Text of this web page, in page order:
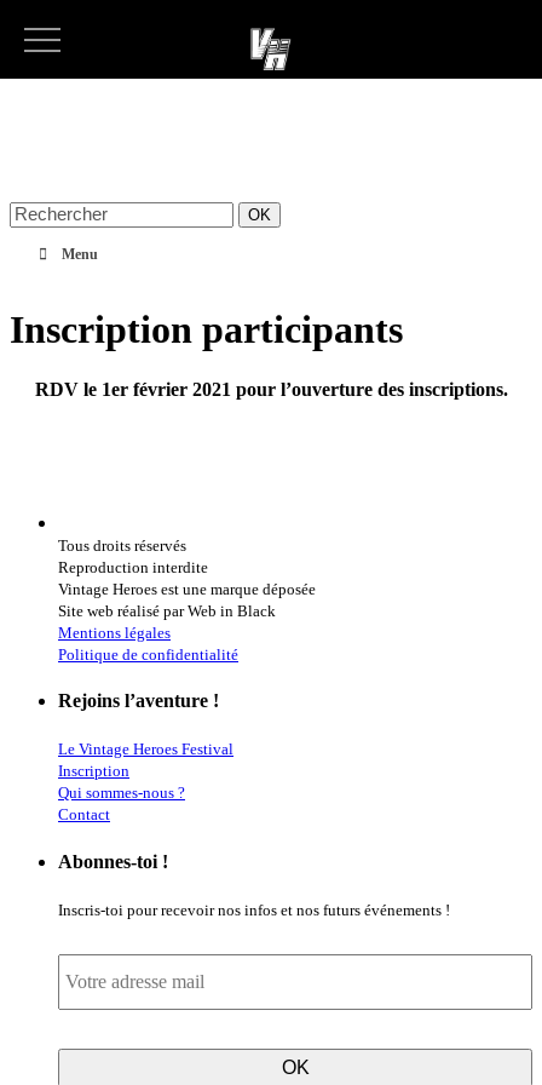
Rechercher:
Menu
Inscription participants
RDV le 1er février 2021 pour l’ouverture des inscriptions.
Tous droits réservés
Reproduction interdite
Vintage Heroes est une marque déposée
Site web réalisé par Web in Black
Mentions légales
Politique de confidentialité
Rejoins l’aventure !
Le Vintage Heroes Festival
Inscription
Qui sommes-nous ?
Contact
Abonnes-toi !
Inscris-toi pour recevoir nos infos et nos futurs événements !
E-
mail